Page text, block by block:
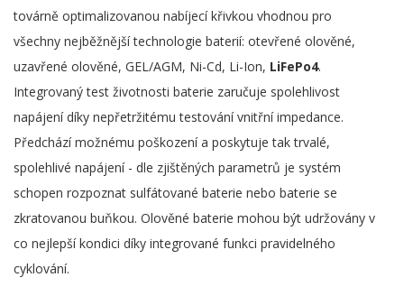
továrně optimalizovanou nabíjecí křivkou vhodnou pro
všechny nejběžnější technologie baterií: otevřené olověné,
uzavřené olověné, GEL/AGM, Ni-Cd, Li-Ion, LiFePo4.
Integrovaný test životnosti baterie zaručuje spolehlivost
napájení díky nepřetržitému testování vnitřní impedance.
Předchází možnému poškození a poskytuje tak trvalé,
spolehlivé napájení - dle zjištěných parametrů je systém
schopen rozpoznat sulfátované baterie nebo baterie se
zkratovanou buňkou. Olověné baterie mohou být udržovány v
co nejlepší kondici díky integrované funkci pravidelného
cyklování.